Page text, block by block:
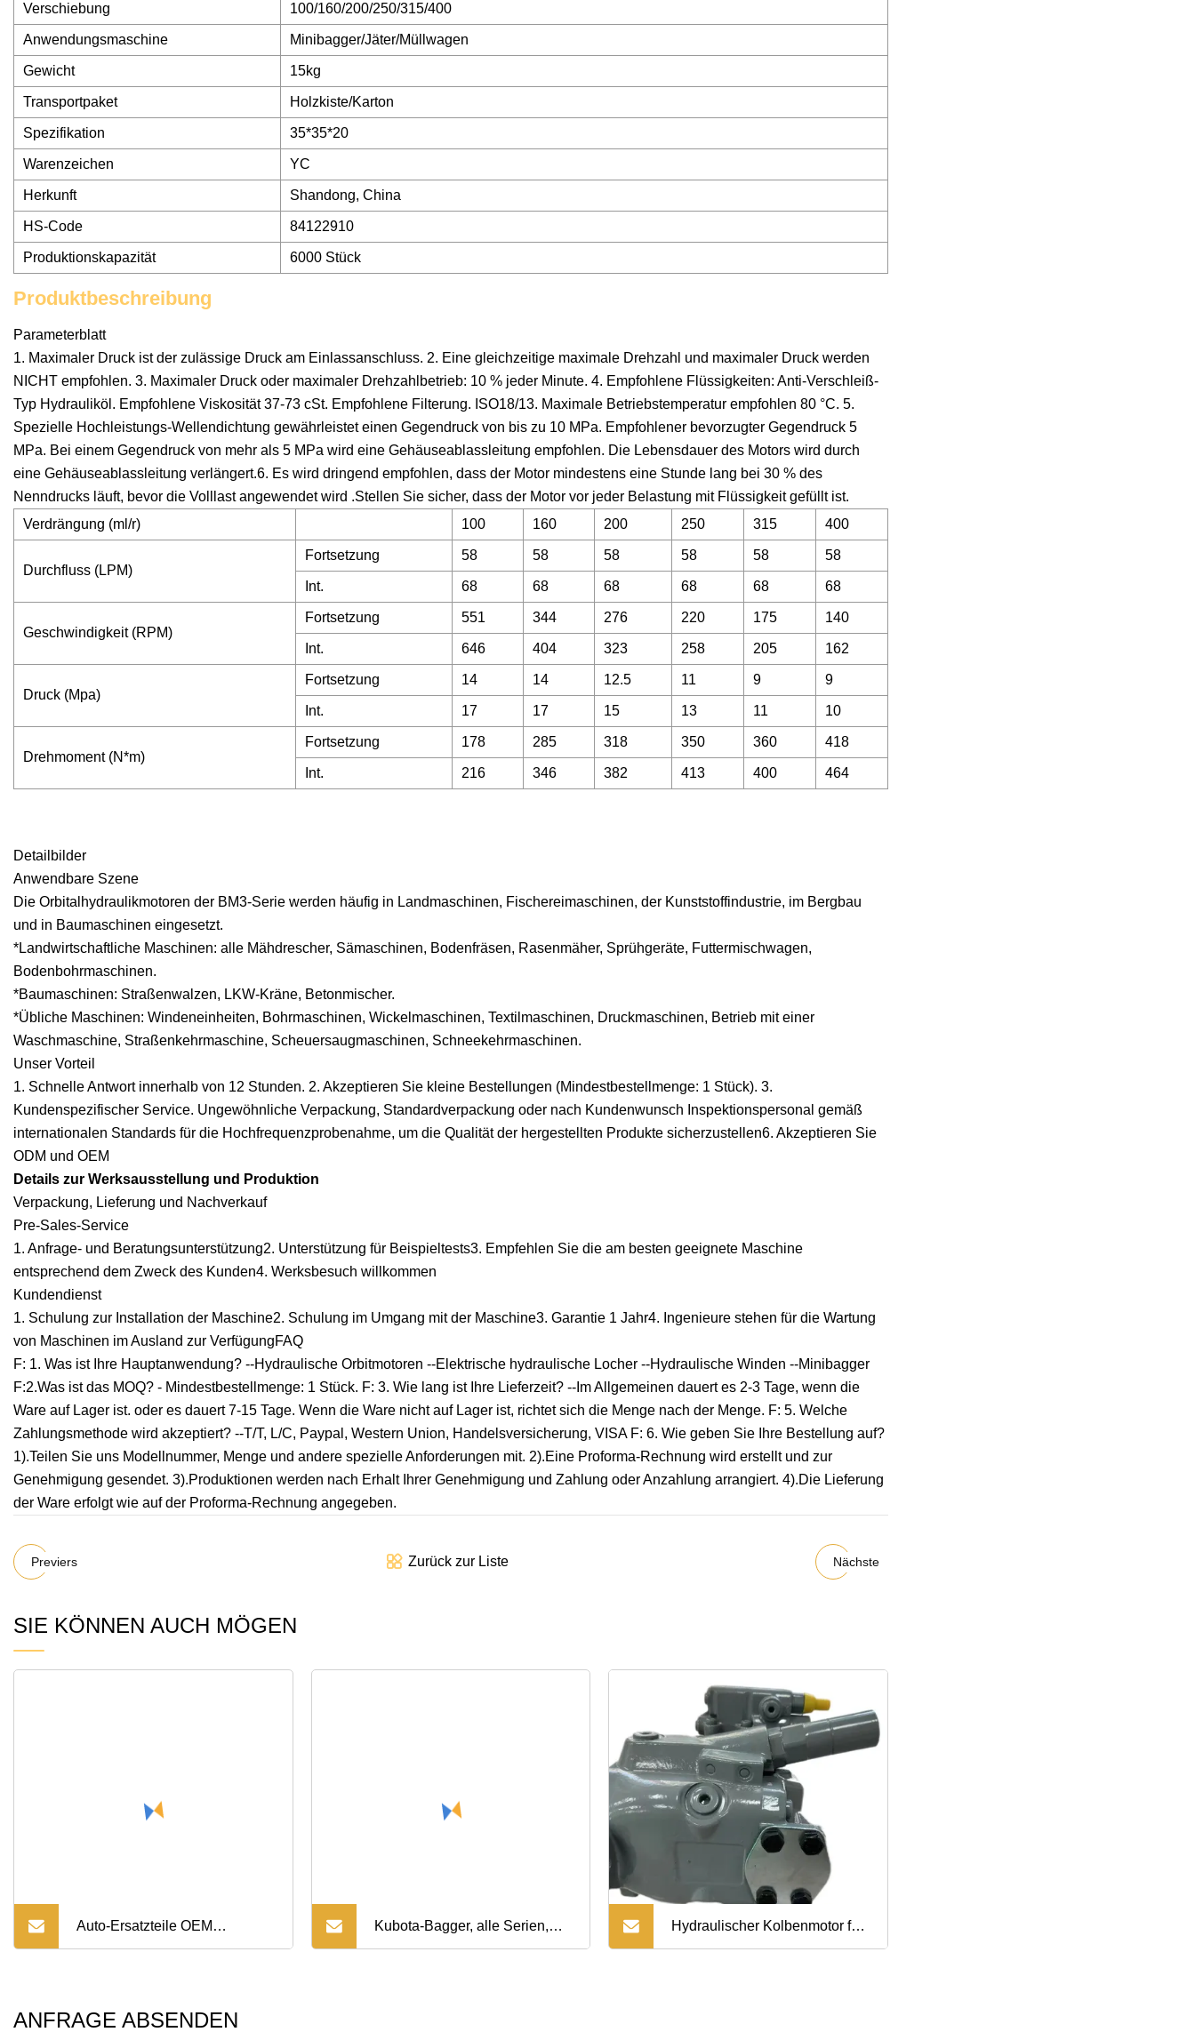
Verschiebung 100/160/200/250/315/400
Anwendungsmaschine Minibagger/Jäter/Müllwagen
Gewicht 15kg
Transportpaket Holzkiste/Karton
Spezifikation 35*35*20
Warenzeichen YC
Herkunft Shandong, China
HS-Code 84122910
Produktionskapazität 6000 Stück
Produktbeschreibung
Parameterblatt
1. Maximaler Druck ist der zulässige Druck am Einlassanschluss. 2. Eine gleichzeitige maximale Drehzahl und maximaler Druck werden
NICHT empfohlen. 3. Maximaler Druck oder maximaler Drehzahlbetrieb: 10 % jeder Minute. 4. Empfohlene Flüssigkeiten: Anti-Verschleiß-
Typ Hydrauliköl. Empfohlene Viskosität 37-73 cSt. Empfohlene Filterung. ISO18/13. Maximale Betriebstemperatur empfohlen 80 °C. 5.
Spezielle Hochleistungs-Wellendichtung gewährleistet einen Gegendruck von bis zu 10 MPa. Empfohlener bevorzugter Gegendruck 5
MPa. Bei einem Gegendruck von mehr als 5 MPa wird eine Gehäuseablassleitung empfohlen. Die Lebensdauer des Motors wird durch
eine Gehäuseablassleitung verlängert.6. Es wird dringend empfohlen, dass der Motor mindestens eine Stunde lang bei 30 % des
Nenndrucks läuft, bevor die Volllast angewendet wird .Stellen Sie sicher, dass der Motor vor jeder Belastung mit Flüssigkeit gefüllt ist.
Verdrängung (ml/r)
100 160 200 250 315 400
Durchfluss (LPM)
Fortsetzung 58 58 58 58 58 58
Int. 68 68 68 68 68 68
Geschwindigkeit (RPM)
Fortsetzung 551 344 276 220 175 140
Int. 646 404 323 258 205 162
Druck (Mpa)
Fortsetzung 14 14 12.5 11 9 9
Int. 17 17 15 13 11 10
Drehmoment (N*m)
Fortsetzung 178 285 318 350 360 418
Int. 216 346 382 413 400 464
Detailbilder
Anwendbare Szene
Die Orbitalhydraulikmotoren der BM3-Serie werden häufig in Landmaschinen, Fischereimaschinen, der Kunststoffindustrie, im Bergbau
und in Baumaschinen eingesetzt.
*Landwirtschaftliche Maschinen: alle Mähdrescher, Sämaschinen, Bodenfräsen, Rasenmäher, Sprühgeräte, Futtermischwagen,
Bodenbohrmaschinen.
*Baumaschinen: Straßenwalzen, LKW-Kräne, Betonmischer.
*Übliche Maschinen: Windeneinheiten, Bohrmaschinen, Wickelmaschinen, Textilmaschinen, Druckmaschinen, Betrieb mit einer
Waschmaschine, Straßenkehrmaschine, Scheuersaugmaschinen, Schneekehrmaschinen.
Unser Vorteil
1. Schnelle Antwort innerhalb von 12 Stunden. 2. Akzeptieren Sie kleine Bestellungen (Mindestbestellmenge: 1 Stück). 3.
Kundenspezifischer Service. Ungewöhnliche Verpackung, Standardverpackung oder nach Kundenwunsch Inspektionspersonal gemäß
internationalen Standards für die Hochfrequenzprobenahme, um die Qualität der hergestellten Produkte sicherzustellen6. Akzeptieren Sie
ODM und OEM
Details zur Werksausstellung und Produktion
Verpackung, Lieferung und Nachverkauf
Pre-Sales-Service
1. Anfrage- und Beratungsunterstützung2. Unterstützung für Beispieltests3. Empfehlen Sie die am besten geeignete Maschine
entsprechend dem Zweck des Kunden4. Werksbesuch willkommen
Kundendienst
1. Schulung zur Installation der Maschine2. Schulung im Umgang mit der Maschine3. Garantie 1 Jahr4. Ingenieure stehen für die Wartung
von Maschinen im Ausland zur VerfügungFAQ
F: 1. Was ist Ihre Hauptanwendung? --Hydraulische Orbitmotoren --Elektrische hydraulische Locher --Hydraulische Winden --Minibagger
F:2.Was ist das MOQ? - Mindestbestellmenge: 1 Stück. F: 3. Wie lang ist Ihre Lieferzeit? --Im Allgemeinen dauert es 2-3 Tage, wenn die
Ware auf Lager ist. oder es dauert 7-15 Tage. Wenn die Ware nicht auf Lager ist, richtet sich die Menge nach der Menge. F: 5. Welche
Zahlungsmethode wird akzeptiert? --T/T, L/C, Paypal, Western Union, Handelsversicherung, VISA F: 6. Wie geben Sie Ihre Bestellung auf?
1).Teilen Sie uns Modellnummer, Menge und andere spezielle Anforderungen mit. 2).Eine Proforma-Rechnung wird erstellt und zur
Genehmigung gesendet. 3).Produktionen werden nach Erhalt Ihrer Genehmigung und Zahlung oder Anzahlung arrangiert. 4).Die Lieferung
der Ware erfolgt wie auf der Proforma-Rechnung angegeben.
Previers Zurück zur Liste Nächste
SIE KÖNNEN AUCH MÖGEN
Auto-Ersatzteile OEM
Dieselmotor-Kraftstoff-
Kubota-Bagger, alle Serien, Hydraulischer Kolbenmotor für
ANFRAGE ABSENDEN